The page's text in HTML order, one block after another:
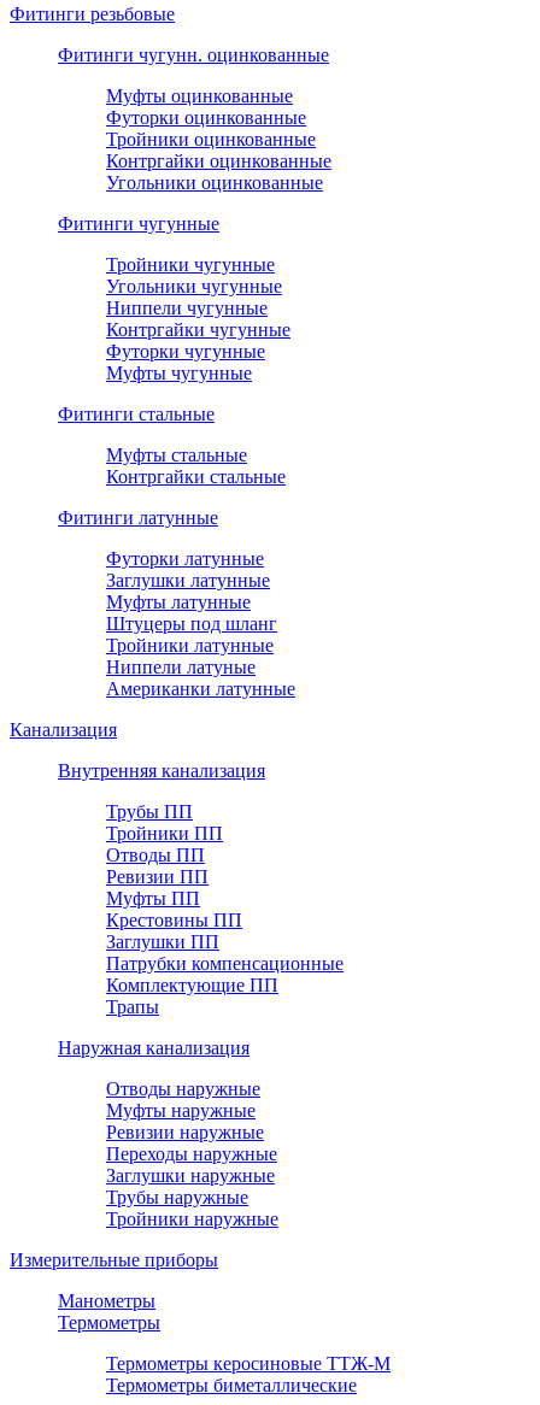
Фитинги резьбовые
Фитинги чугунн. оцинкованные
Муфты оцинкованные
Футорки оцинкованные
Тройники оцинкованные
Контргайки оцинкованные
Угольники оцинкованные
Фитинги чугунные
Тройники чугунные
Угольники чугунные
Ниппели чугунные
Контргайки чугунные
Футорки чугунные
Муфты чугунные
Фитинги стальные
Муфты стальные
Контргайки стальные
Фитинги латунные
Футорки латунные
Заглушки латунные
Муфты латунные
Штуцеры под шланг
Тройники латунные
Ниппели латуные
Американки латунные
Канализация
Внутренняя канализация
Трубы ПП
Тройники ПП
Отводы ПП
Ревизии ПП
Муфты ПП
Крестовины ПП
Заглушки ПП
Патрубки компенсационные
Комплектующие ПП
Трапы
Наружная канализация
Отводы наружные
Муфты наружные
Ревизии наружные
Переходы наружные
Заглушки наружные
Трубы наружные
Тройники наружные
Измерительные приборы
Манометры
Термометры
Термометры керосиновые ТТЖ-М
Термометры биметаллические